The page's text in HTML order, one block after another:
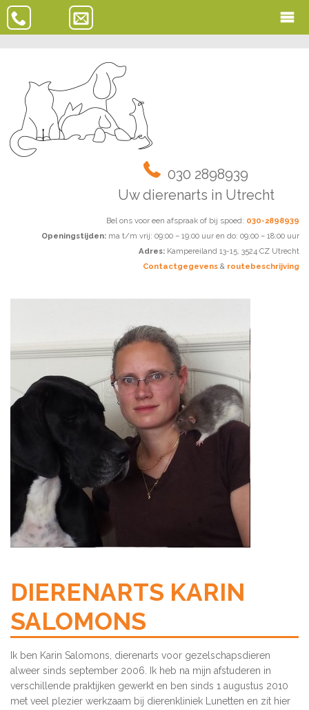
030 2898939
Uw dierenarts in Utrecht
Bel ons voor een afspraak of bij spoed: 030-2898939
Openingstijden: ma t/m vrij: 09:00 – 19:00 uur en do: 09:00 – 18:00 uur
Adres: Kampereiland 13-15, 3524 CZ Utrecht
Contactgegevens & routebeschrijving
DIERENARTS KARIN
SALOMONS
Ik ben Karin Salomons, dierenarts voor gezelschapsdieren
alweer sinds september 2006. Ik heb na mijn afstuderen in
verschillende praktijken gewerkt en ben sinds 1 augustus 2010
met veel plezier werkzaam bij dierenkliniek Lunetten en zit hier